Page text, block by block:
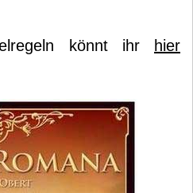
könnt ihr
hier